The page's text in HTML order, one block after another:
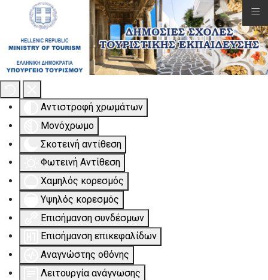
Εργαλειοθήκη Προσβασιμότητας
Αντιστροφή χρωμάτων
Μονόχρωμο
Σκοτεινή αντίθεση
Φωτεινή Αντίθεση
Χαμηλός κορεσμός
Υψηλός κορεσμός
Επισήμανση συνδέσμων
Επισήμανση επικεφαλίδων
Αναγνώστης οθόνης
Λειτουργία ανάγνωσης
≡